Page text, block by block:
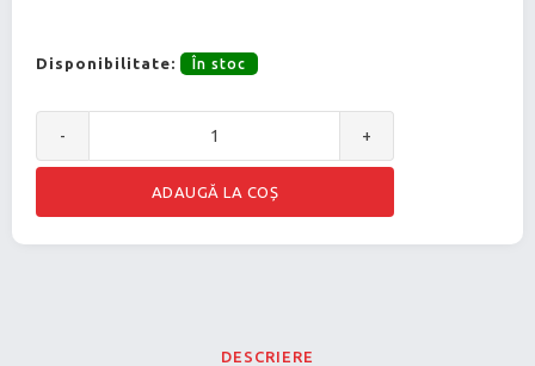
Disponibilitate: În stoc
- +
DESCRIERE